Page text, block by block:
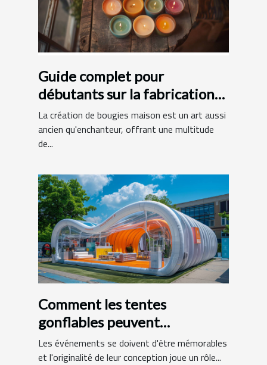
Guide complet pour
débutants sur la fabrication
de bougies maison
La création de bougies maison est un art aussi
ancien qu'enchanteur, offrant une multitude
de...
Comment les tentes
gonflables peuvent
dynamiser vos événements
Les événements se doivent d'être mémorables
et l'originalité de leur conception joue un rôle...